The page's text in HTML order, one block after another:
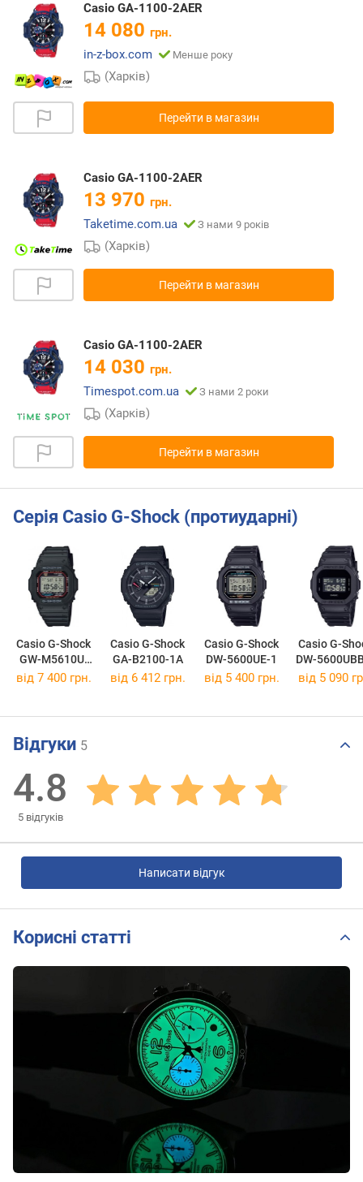
Casio GA-1100-2AER
14 080 грн.
in-z-box.com
Менше року
(Харків)
Перейти в магазин
Casio GA-1100-2AER
13 970 грн.
Taketime.com.ua
З нами 9 років
(Харків)
Перейти в магазин
Casio GA-1100-2AER
14 030 грн.
Timespot.com.ua
З нами 2 роки
(Харків)
Перейти в магазин
Серія Casio G-Shock (протиударні)
Casio G-Shock
GW-M5610U-
1E
Casio G-Shock
GA-B2100-1A
Casio G-Shock
DW-5600UE-1
Casio G-
DW-
від 7 400 грн. від 6 412 грн. від 5 400 грн. від 5 090
Відгуки 5
4.8
5 відгуків
Написати відгук
Корисні статті